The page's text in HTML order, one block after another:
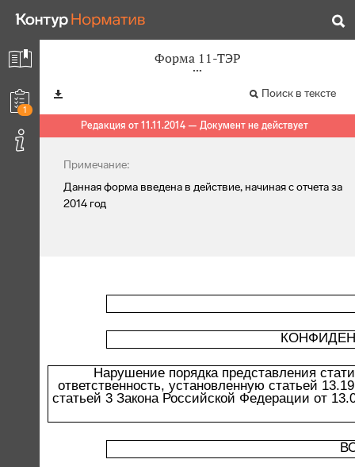
1
Форма 11-ТЭР
Поиск в тексте
Редакция от 11.11.2014 — Документ не действует
Примечание:
Данная форма введена в действие, начиная с отчета за
2014 год
Нарушение порядка представления
ответственность, установленную статьей
статьей 3 Закона Российской Федерации от